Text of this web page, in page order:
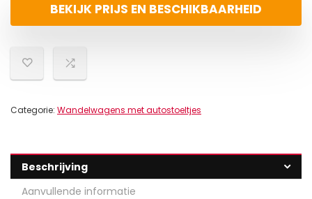
BEKIJK PRIJS EN BESCHIKBAARHEID
Categorie: Wandelwagens met autostoeltjes
Beschrijving
Aanvullende informatie